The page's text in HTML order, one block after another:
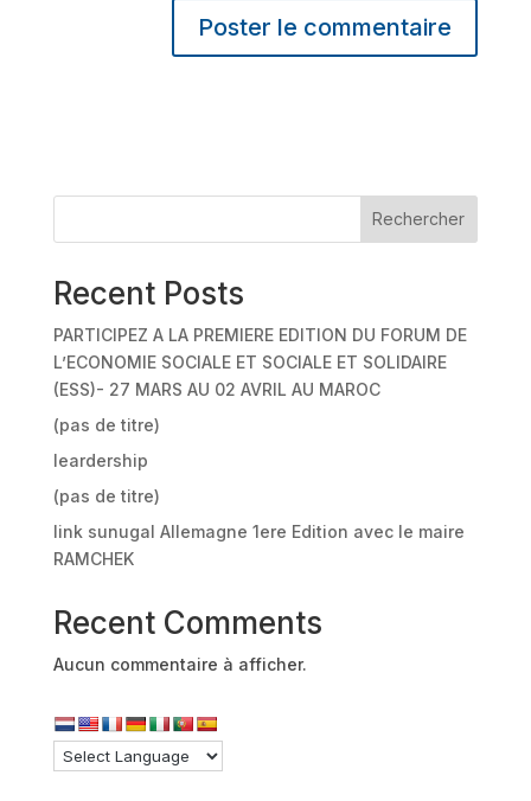
Rechercher
Recent Posts
PARTICIPEZ A LA PREMIERE EDITION DU FORUM DE
L’ECONOMIE SOCIALE ET SOCIALE ET SOLIDAIRE
(ESS)- 27 MARS AU 02 AVRIL AU MAROC
(pas de titre)
leardership
(pas de titre)
link sunugal Allemagne 1ere Edition avec le maire
RAMCHEK
Recent Comments
Aucun commentaire à afficher.